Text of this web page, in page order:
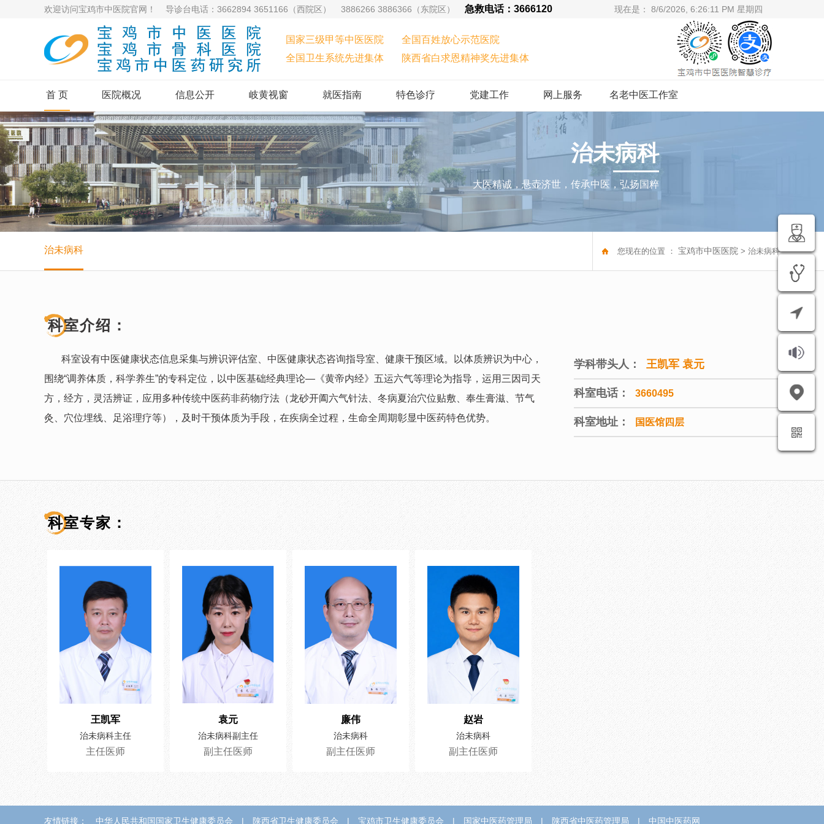
欢迎访问宝鸡市中医院官网！ 导诊台电话：3662894 3651166（西院区） 3886266 3886366（东院区） 急救电话：3666120 现在是： 8/6/2026, 6:26:12 PM 星期四
国家三级甲等中医医院
全国百姓放心示范医院
全国卫生系统先进集体
陕西省白求恩精神奖先进集体
首 页 医院概况 信息公开 岐黄视窗 就医指南 特色诊疗 党建工作 网上服务 名老中医工作室
治未病科
大医精诚，悬壶济世，传承中医，弘扬国粹
治未病科 您现在的位置 ： 宝鸡市中医医院 > 治未病科
科室介绍：
科室设有中医健康状态信息采集与辨识评估室、中医健康状态咨询指导室、健康干预区域。以体质辨识为中心，
围绕“调养体质，科学养生”的专科定位，以中医基础经典理论—《黄帝内经》五运六气等理论为指导，运用三因司天
方，经方，灵活辨证，应用多种传统中医药非药物疗法（龙砂开阖六气针法、冬病夏治穴位贴敷、奉生膏滋、节气
灸、穴位埋线、足浴理疗等），及时干预体质为手段，在疾病全过程，生命全周期彰显中医药特色优势。
学科带头人： 王凯军 袁元
科室电话： 3660495
科室地址： 国医馆四层
科室专家：
王凯军
治未病科主任
主任医师
袁元
治未病科副主任
副主任医师
廉伟
治未病科
副主任医师
赵岩
治未病科
副主任医师
友情链接： 中华人民共和国国家卫生健康委员会 | 陕西省卫生健康委员会 | 宝鸡市卫生健康委员会 | 国家中医药管理局 | 陕西省中医药管理局 | 中国中医药网